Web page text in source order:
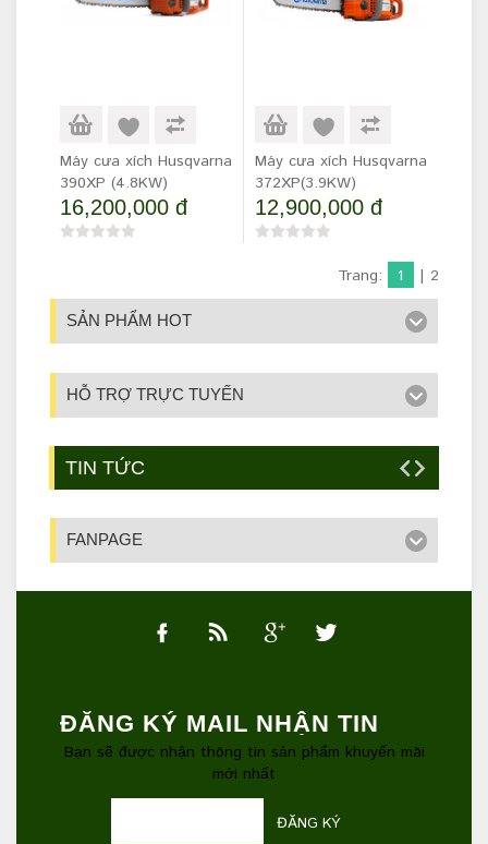
Máy cưa xích Husqvarna
390XP (4.8KW)
16,200,000 đ
Máy cưa xích Husqvarna
372XP(3.9KW)
12,900,000 đ
Trang: 1 | 2
SẢN PHẨM HOT
HỖ TRỢ TRỰC TUYẾN
TIN TỨC
FANPAGE
ĐĂNG KÝ MAIL NHẬN TIN
Bạn sẽ được nhận thông tin sản phẩm khuyến mãi
mới nhất
ĐĂNG KÝ